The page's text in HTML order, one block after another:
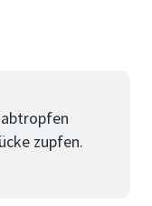
zupfen.